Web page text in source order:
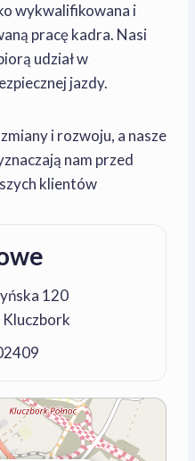
wykwalifikowana i
pracę kadra. Nasi
udział w
jazdy.
i rozwoju, a nasze
nam przed
klientów
120